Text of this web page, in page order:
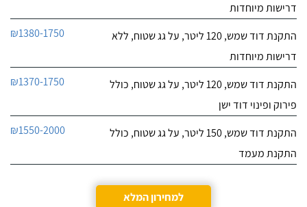
דרישות מיוחדות
התקנת דוד שמש, 120 ליטר, על גג שטוח, ללא
דרישות מיוחדות
₪1380-1750
התקנת דוד שמש, 120 ליטר, על גג שטוח, כולל
פירוק ופינוי דוד ישן
₪1370-1750
התקנת דוד שמש, 150 ליטר, על גג שטוח, כולל
התקנת מעמד
₪1550-2000
למחירון המלא